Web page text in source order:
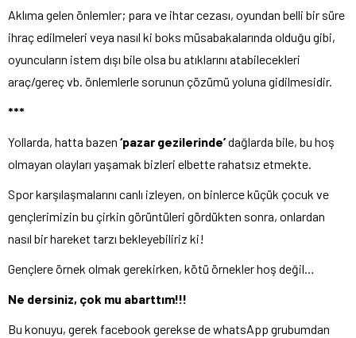
Aklıma gelen önlemler; para ve ihtar cezası, oyundan belli bir süre
ihraç edilmeleri veya nasıl ki boks müsabakalarında olduğu gibi,
oyuncuların istem dışı bile olsa bu atıklarını atabilecekleri
araç/gereç vb. önlemlerle sorunun çözümü yoluna gidilmesidir.
***
Yollarda, hatta bazen ‘pazar gezilerinde’dağlarda bile, bu hoş
olmayan olayları yaşamak bizleri elbette rahatsız etmekte.
Spor karşılaşmalarını canlı izleyen, on binlerce küçük çocuk ve
gençlerimizin bu çirkin görüntüleri gördükten sonra, onlardan
nasıl bir hareket tarzı bekleyebiliriz ki!
Gençlere örnek olmak gerekirken, kötü örnekler hoş değil…
Ne dersiniz, çok mu abarttım!!!
Bu konuyu, gerek facebook gerekse de whatsApp grubumdan